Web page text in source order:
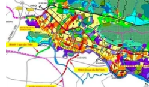
24/11/2023 11:34
Tháng 11, tổng giá trị trái
tăng 9 lần so cùng kỳ và
Đáng chú ý, lãi suất bình